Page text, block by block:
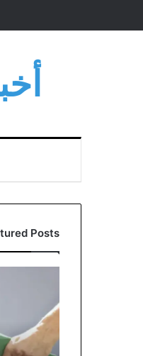
Posts
توضح
حقيقة
في